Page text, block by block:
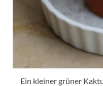
Ein kleiner grüner